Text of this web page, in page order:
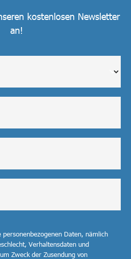
kostenlosen Newsletter
an!
Daten, nämlich
Verhaltensdaten und
Zweck der Zusendung von